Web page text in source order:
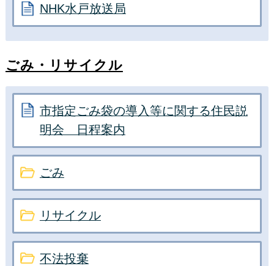
2025年1月23日
収入印紙及び茨城県収入証紙の販売につ
いて
2023年7月12日
山川文化会館が開館40周年を迎えました
2023年4月1日
いばらき電子申請・届出サービスに係る
指定納付受託者の指定について
2022年11月10日
子育て情報誌「Happy-Note」2022年冬号
に結城市が掲載されました
NHK水戸放送局
ごみ・リサイクル
市指定ごみ袋の導入等に関する住民説
明会 日程案内
ごみ
リサイクル
不法投棄